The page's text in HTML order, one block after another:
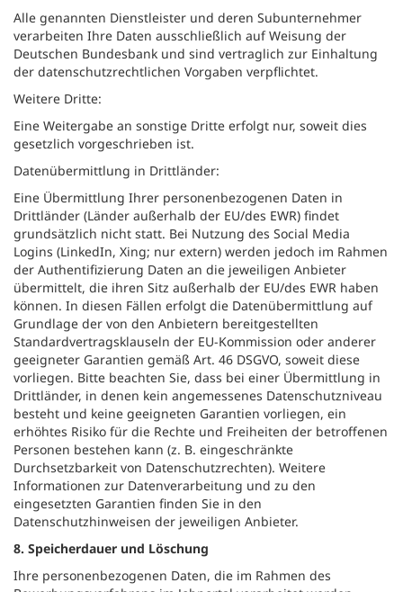
Alle genannten Dienstleister und deren Subunternehmer
verarbeiten Ihre Daten ausschließlich auf Weisung der
Deutschen Bundesbank und sind vertraglich zur Einhaltung
der datenschutzrechtlichen Vorgaben verpflichtet.
Weitere Dritte:
Eine Weitergabe an sonstige Dritte erfolgt nur, soweit dies
gesetzlich vorgeschrieben ist.
Datenübermittlung in Drittländer:
Eine Übermittlung Ihrer personenbezogenen Daten in
Drittländer (Länder außerhalb der EU/des EWR) findet
grundsätzlich nicht statt. Bei Nutzung des Social Media
Logins (LinkedIn, Xing; nur extern) werden jedoch im Rahmen
der Authentifizierung Daten an die jeweiligen Anbieter
übermittelt, die ihren Sitz außerhalb der EU/des EWR haben
können. In diesen Fällen erfolgt die Datenübermittlung auf
Grundlage der von den Anbietern bereitgestellten
Standardvertragsklauseln der EU-Kommission oder anderer
geeigneter Garantien gemäß Art. 46 DSGVO, soweit diese
vorliegen. Bitte beachten Sie, dass bei einer Übermittlung in
Drittländer, in denen kein angemessenes Datenschutzniveau
besteht und keine geeigneten Garantien vorliegen, ein
erhöhtes Risiko für die Rechte und Freiheiten der betroffenen
Personen bestehen kann (z. B. eingeschränkte
Durchsetzbarkeit von Datenschutzrechten). Weitere
Informationen zur Datenverarbeitung und zu den
eingesetzten Garantien finden Sie in den
Datenschutzhinweisen der jeweiligen Anbieter.
8. Speicherdauer und Löschung
Ihre personenbezogenen Daten, die im Rahmen des